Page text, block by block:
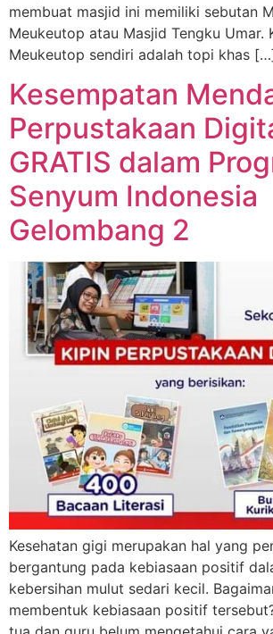
membuat masjid ini memiliki sebutan
Meukeutop atau Masjid Tengku Umar.
Meukeutop sendiri adalah topi khas
Kesempatan
Perpustakaan
GRATIS dalam
Senyum Indonesia
Gelombang 2
Kesehatan gigi merupakan hal yang
bergantung pada kebiasaan positif
kebersihan mulut sedari kecil.
membentuk kebiasaan positif